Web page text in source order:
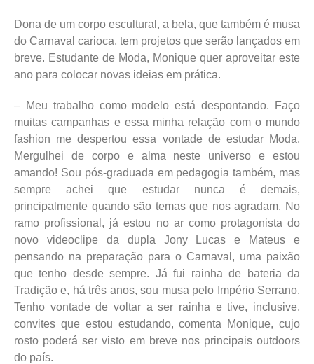
Dona de um corpo escultural, a bela, que também é musa
do Carnaval carioca, tem projetos que serão lançados em
breve. Estudante de Moda, Monique quer aproveitar este
ano para colocar novas ideias em prática.
– Meu trabalho como modelo está despontando. Faço
muitas campanhas e essa minha relação com o mundo
fashion me despertou essa vontade de estudar Moda.
Mergulhei de corpo e alma neste universo e estou
amando! Sou pós-graduada em pedagogia também, mas
sempre achei que estudar nunca é demais,
principalmente quando são temas que nos agradam. No
ramo profissional, já estou no ar como protagonista do
novo videoclipe da dupla Jony Lucas e Mateus e
pensando na preparação para o Carnaval, uma paixão
que tenho desde sempre. Já fui rainha de bateria da
Tradição e, há três anos, sou musa pelo Império Serrano.
Tenho vontade de voltar a ser rainha e tive, inclusive,
convites que estou estudando, comenta Monique, cujo
rosto poderá ser visto em breve nos principais outdoors
do país.